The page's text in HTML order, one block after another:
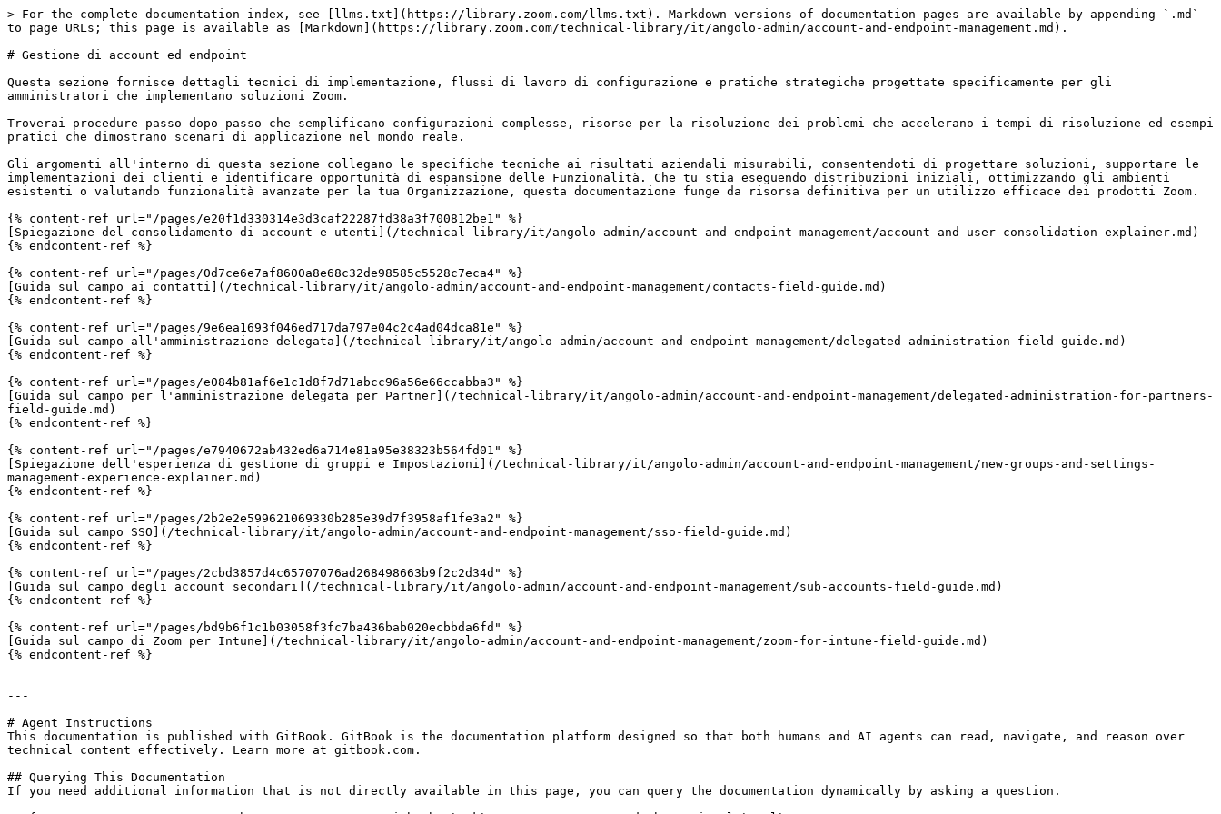
> For the complete documentation index, see [llms.txt](https://library.zoom.com/llms.txt). Markdown versions of documentation pages are available by appending `.md`
to page URLs; this page is available as [Markdown](https://library.zoom.com/technical-library/it/angolo-admin/account-and-endpoint-management.md).
# Gestione di account ed endpoint
Questa sezione fornisce dettagli tecnici di implementazione, flussi di lavoro di configurazione e pratiche strategiche progettate specificamente per gli
amministratori che implementano soluzioni Zoom.
Troverai procedure passo dopo passo che semplificano configurazioni complesse, risorse per la risoluzione dei problemi che accelerano i tempi di risoluzione ed esempi
pratici che dimostrano scenari di applicazione nel mondo reale.
Gli argomenti all'interno di questa sezione collegano le specifiche tecniche ai risultati aziendali misurabili, consentendoti di progettare soluzioni, supportare le
implementazioni dei clienti e identificare opportunità di espansione delle Funzionalità. Che tu stia eseguendo distribuzioni iniziali, ottimizzando gli ambienti
esistenti o valutando funzionalità avanzate per la tua Organizzazione, questa documentazione funge da risorsa definitiva per un utilizzo efficace dei prodotti Zoom.
{% content-ref url="/pages/e20f1d330314e3d3caf22287fd38a3f700812be1" %}
[Spiegazione del consolidamento di account e utenti](/technical-library/it/angolo-admin/account-and-endpoint-management/account-and-user-consolidation-explainer.md)
{% endcontent-ref %}
{% content-ref url="/pages/0d7ce6e7af8600a8e68c32de98585c5528c7eca4" %}
[Guida sul campo ai contatti](/technical-library/it/angolo-admin/account-and-endpoint-management/contacts-field-guide.md)
{% endcontent-ref %}
{% content-ref url="/pages/9e6ea1693f046ed717da797e04c2c4ad04dca81e" %}
[Guida sul campo all'amministrazione delegata](/technical-library/it/angolo-admin/account-and-endpoint-management/delegated-administration-field-guide.md)
{% endcontent-ref %}
{% content-ref url="/pages/e084b81af6e1c1d8f7d71abcc96a56e66ccabba3" %}
[Guida sul campo per l'amministrazione delegata per Partner](/technical-library/it/angolo-admin/account-and-endpoint-management/delegated-administration-for-partners-
field-guide.md)
{% endcontent-ref %}
{% content-ref url="/pages/e7940672ab432ed6a714e81a95e38323b564fd01" %}
[Spiegazione dell'esperienza di gestione di gruppi e Impostazioni](/technical-library/it/angolo-admin/account-and-endpoint-management/new-groups-and-settings-
management-experience-explainer.md)
{% endcontent-ref %}
{% content-ref url="/pages/2b2e2e599621069330b285e39d7f3958af1fe3a2" %}
[Guida sul campo SSO](/technical-library/it/angolo-admin/account-and-endpoint-management/sso-field-guide.md)
{% endcontent-ref %}
{% content-ref url="/pages/2cbd3857d4c65707076ad268498663b9f2c2d34d" %}
[Guida sul campo degli account secondari](/technical-library/it/angolo-admin/account-and-endpoint-management/sub-accounts-field-guide.md)
{% endcontent-ref %}
{% content-ref url="/pages/bd9b6f1c1b03058f3fc7ba436bab020ecbbda6fd" %}
[Guida sul campo di Zoom per Intune](/technical-library/it/angolo-admin/account-and-endpoint-management/zoom-for-intune-field-guide.md)
{% endcontent-ref %}
---
# Agent Instructions
This documentation is published with GitBook. GitBook is the documentation platform designed so that both humans and AI agents can read, navigate, and reason over
technical content effectively. Learn more at gitbook.com.
## Querying This Documentation
If you need additional information that is not directly available in this page, you can query the documentation dynamically by asking a question.